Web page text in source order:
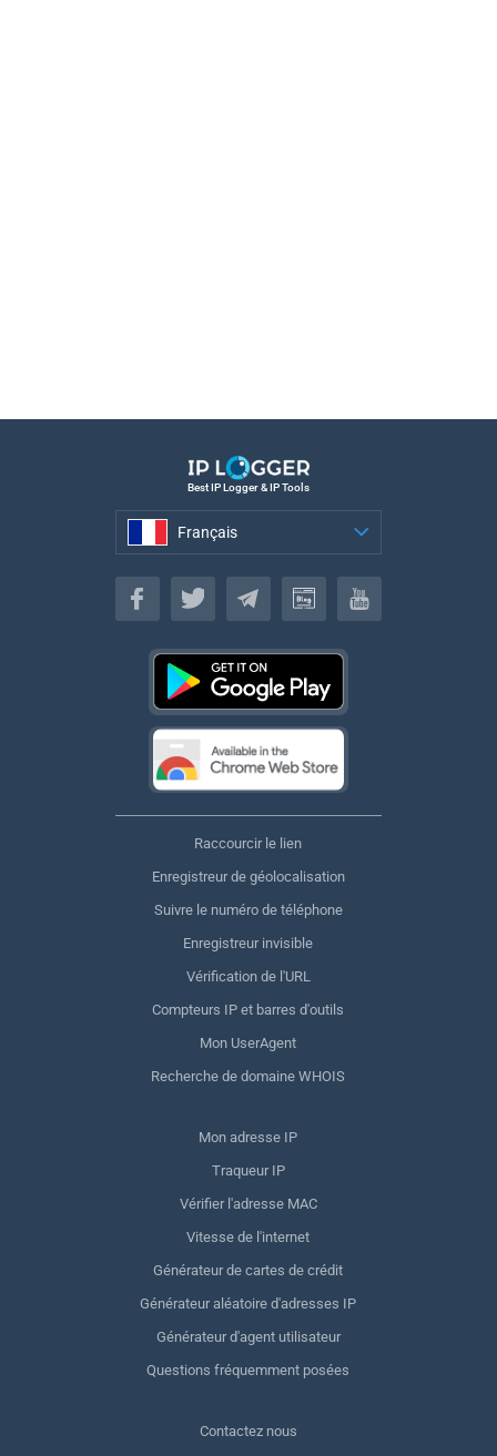
Best IP Logger & IP Tools
Français
Français
Raccourcir le lien
Enregistreur de géolocalisation
Suivre le numéro de téléphone
Enregistreur invisible
Vérification de l'URL
Compteurs IP et barres d'outils
Mon UserAgent
Recherche de domaine WHOIS
Mon adresse IP
Traqueur IP
Vérifier l'adresse MAC
Vitesse de l'internet
Générateur de cartes de crédit
Générateur aléatoire d'adresses IP
Générateur d'agent utilisateur
Questions fréquemment posées
Contactez nous